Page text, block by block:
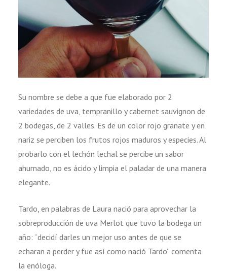
Su nombre se debe a que fue elaborado por 2
variedades de uva, tempranillo y cabernet sauvignon de
2 bodegas, de 2 valles. Es de un color rojo granate y en
nariz se perciben los frutos rojos maduros y especies. Al
probarlo con el lechón lechal se percibe un sabor
ahumado, no es ácido y limpia el paladar de una manera
elegante.
Tardo, en palabras de Laura nació para aprovechar la
sobreproducción de uva Merlot que tuvo la bodega un
año: “decidí darles un mejor uso antes de que se
echaran a perder y fue así como nació Tardo” comenta
la enóloga.